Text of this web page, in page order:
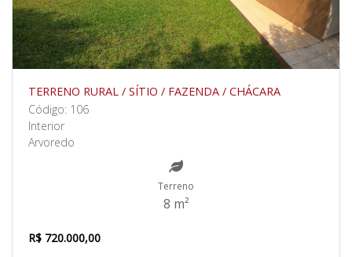
TERRENO RURAL / SÍTIO / FAZENDA / CHÁCARA
Código: 106
Interior
Arvoredo
Terreno
8 m²
R$ 720.000,00